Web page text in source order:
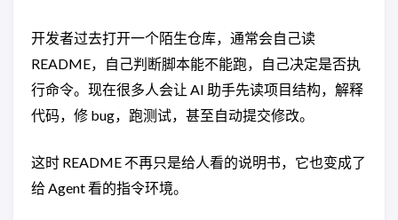
开发者过去打开一个陌生仓库，通常会自己读
README，自己判断脚本能不能跑，自己决定是否执
行命令。现在很多人会让 AI 助手先读项目结构，解释
代码，修 bug，跑测试，甚至自动提交修改。
这时 README 不再只是给人看的说明书，它也变成了
给 Agent 看的指令环境。